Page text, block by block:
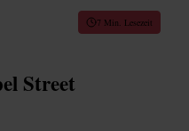
7 Min. Lesezeit
Street